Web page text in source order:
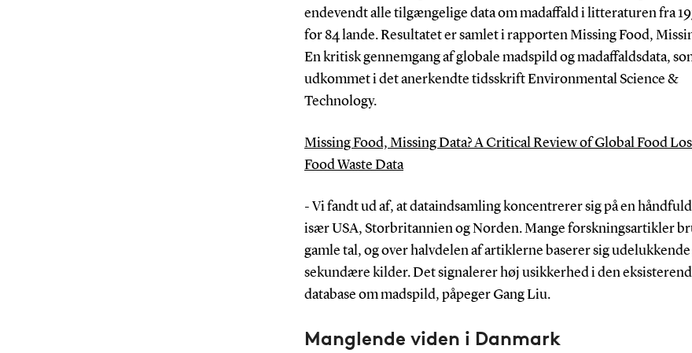
endevendt alle tilgængelige data om madaffald i litteraturen fra
for 84 lande. Resultatet er samlet i rapporten Missing Food,
En kritisk gennemgang af globale madspild og madaffaldsdata,
udkommet i det anerkendte tidsskrift Environmental Science &
Technology.
Missing Food, Missing Data? A Critical Review of Global Food
Food Waste Data
- Vi fandt ud af, at dataindsamling koncentrerer sig på en
især USA, Storbritannien og Norden. Mange forskningsartikler
gamle tal, og over halvdelen af artiklerne baserer sig udelukkende
sekundære kilder. Det signalerer høj usikkerhed i den
database om madspild, påpeger Gang Liu.
Manglende viden i Danmark